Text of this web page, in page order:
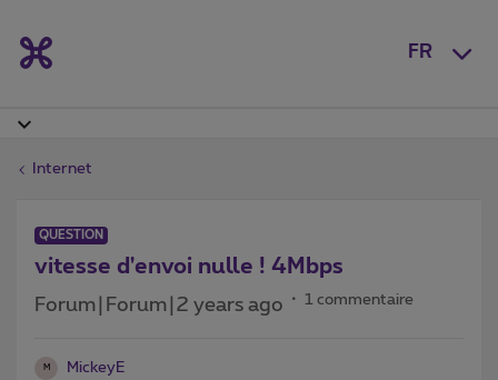
FR
Internet
QUESTION
vitesse d'envoi nulle ! 4Mbps
Forum|Forum|2 years ago 1 commentaire
M MickeyE